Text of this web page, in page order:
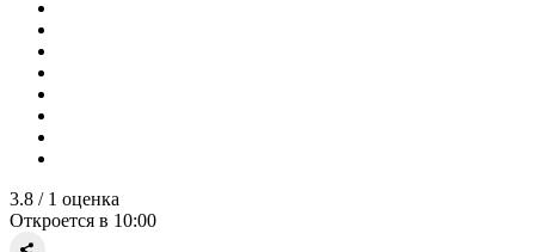
3.8 / 1 оценка
Откроется в 10:00